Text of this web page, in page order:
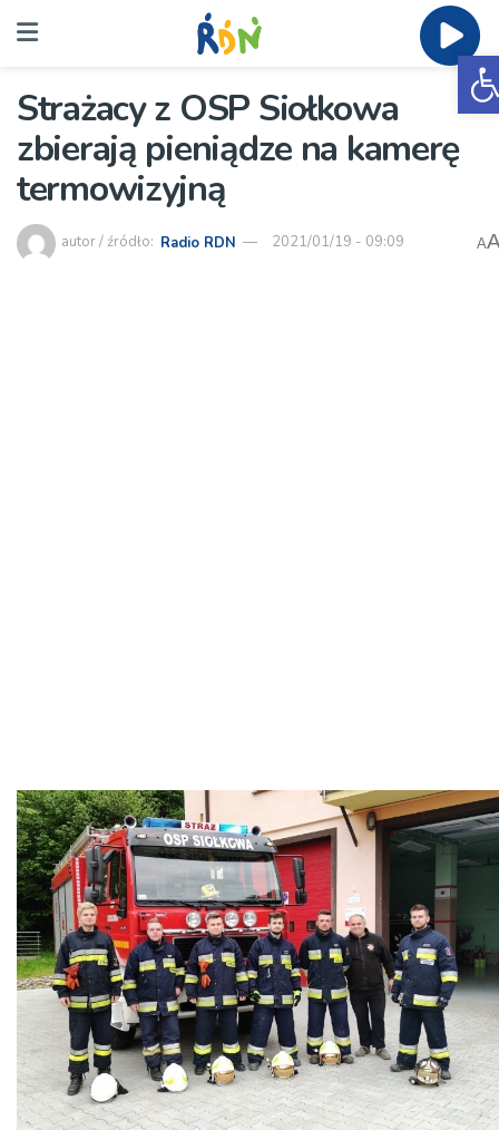
Strażacy z OSP Siołkowa
zbierają pieniądze na kamerę
termowizyjną
autor / źródło: Radio RDN 2021/01/19 - 09:09 A